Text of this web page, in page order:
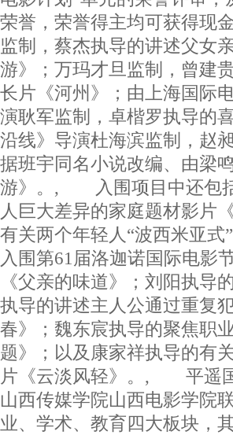
荣誉，荣誉得主均可获得
监制，蔡杰执导的讲述父女
游》；万玛才旦监制，曾建
长片《河州》；由上海国际
演耿军监制，卓楷罗执导的
沿线》导演杜海滨监制，赵
据班宇同名小说改编、由梁
游》。, 入围项目中还包括
人巨大差异的家庭题材影片
有关两个年轻人“波西米亚
入围第61届洛迦诺国际电影
《父亲的味道》；刘阳执导
执导的讲述主人公通过重复
春》；魏东宸执导的聚焦职
题》；以及康家祥执导的有
片《云淡风轻》。, 平遥
山西传媒学院山西电影学院
业、学术、教育四大板块，